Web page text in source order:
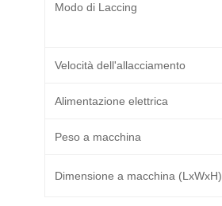
Modo di Laccing
Velocità dell'allacciamento
Alimentazione elettrica
Peso a macchina
Dimensione a macchina (LxWxH)